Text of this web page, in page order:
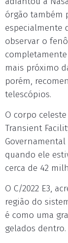
órgão também
especialmente
observar o
mais próximo
porém,
telescópios.
O corpo
Transient
Governamental
quando ele
cerca de 42
O C/2022 E3,
região do
é como uma
gelados dentro.